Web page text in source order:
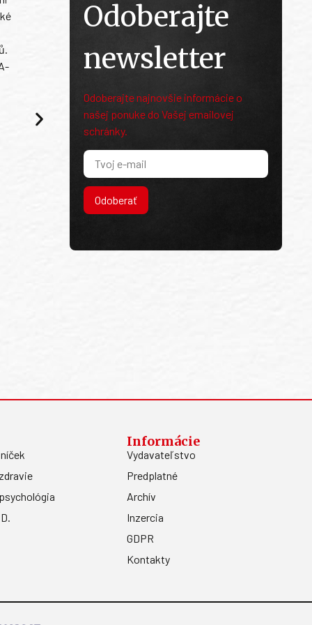
Odoberajte
newsletter
Odoberajte najnovšie informácie o
našej ponuke do Vašej emailovej
schránky.
Odoberať
Informácie
Vydavateľstvo
Predplatné
Archív
Inzercia
GDPR
Kontakty